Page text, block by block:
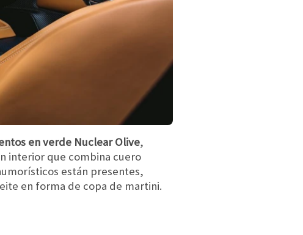
en verde Nuclear Olive,
interior que combina cuero
están presentes,
en forma de copa de martini.